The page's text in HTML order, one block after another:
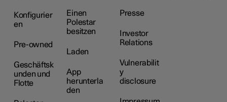
Konfigurier
en
Pre-owned
Geschäftsk
unden und
Flotte
Einen
Polestar
besitzen
Laden
App
herunterla
den
Presse
Investor
Relations
Vulnerabilit
y
disclosure